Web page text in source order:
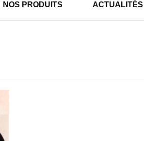
NOS PRODUITS ACTUALITÉS